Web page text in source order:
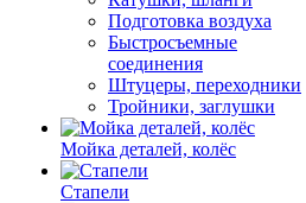
Подготовка воздуха
Быстросъемные
соединения
Штуцеры, переходники
Тройники, заглушки
Мойка деталей, колёс
Стапели